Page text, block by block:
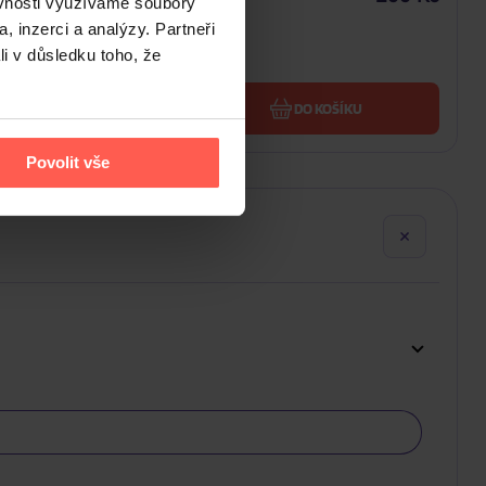
inzerci a analýzy. Partneři
v důsledku toho, že
Povolit vše
719 Kč
DO KOŠÍKU